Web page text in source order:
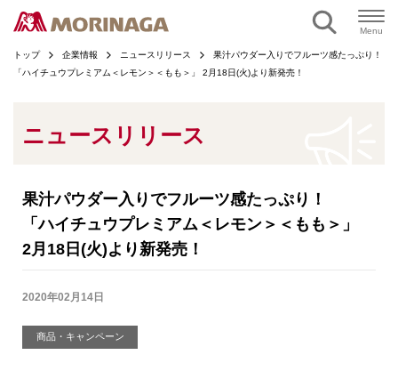
Menu
トップ 企業情報 ニュースリリース
果汁パウダー入りでフルーツ感たっぷり！
「ハイチュウプレミアム＜レモン＞＜もも＞」 2月18日(火)より新発売！
ニュースリリース
果汁パウダー入りでフルーツ感たっぷり！
「ハイチュウプレミアム＜レモン＞＜もも＞」
2月18日(火)より新発売！
2020年02月14日
商品・キャンペーン